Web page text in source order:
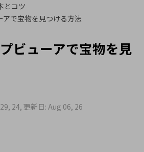
とコツ
で宝物を見つける方法
ビューアで宝物を見
24, 更新日: Aug 06, 26